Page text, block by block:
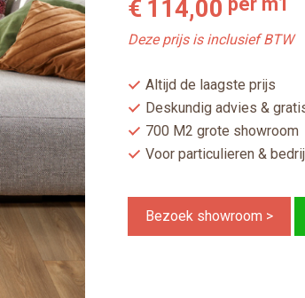
€ 114,00
Deze prijs is inclusief BTW
Altijd de laagste prijs
Deskundig advies &
700 M2 grote showroom
Voor particulieren &
Bezoek showroom >